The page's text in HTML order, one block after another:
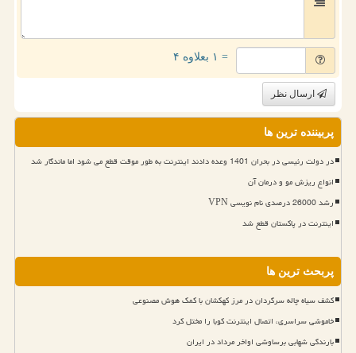
= ۱ بعلاوه ۴
ارسال نظر
پربیننده ترین ها
در دولت رئیسی در بحران 1401 وعده دادند اینترنت به طور موقت قطع می شود اما ماندگار شد
انواع ریزش مو و درمان آن
رشد 26000 درصدی نام نویسی VPN
اینترنت در پاکستان قطع شد
پربحث ترین ها
کشف سیاه چاله سرگردان در مرز کهکشان با کمک هوش مصنوعی
خاموشی سراسری، اتصال اینترنت کوبا را مختل کرد
بارندگی شهابی برساوشی اواخر مرداد در ایران